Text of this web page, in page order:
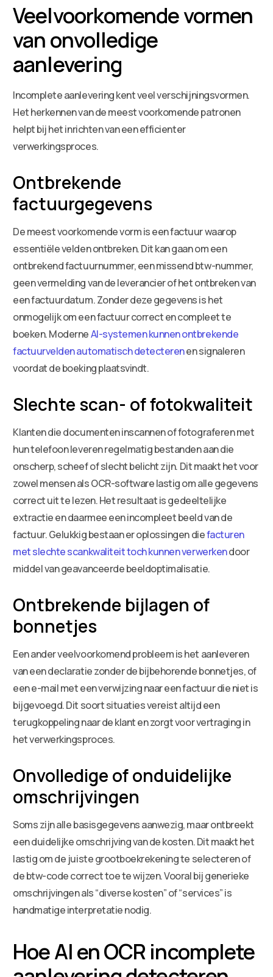
Veelvoorkomende vormen
van onvolledige
aanlevering
Incomplete aanlevering kent veel verschijningsvormen.
Het herkennen van de meest voorkomende patronen
helpt bij het inrichten van een efficienter
verwerkingsproces.
Ontbrekende
factuurgegevens
De meest voorkomende vorm is een factuur waarop
essentiële velden ontbreken. Dit kan gaan om een
ontbrekend factuurnummer, een missend btw-nummer,
geen vermelding van de leverancier of het ontbreken van
een factuurdatum. Zonder deze gegevens is het
onmogelijk om een factuur correct en compleet te
boeken. ModerneAI-systemen kunnen ontbrekende
factuurvelden automatisch detecterenen signaleren
voordat de boeking plaatsvindt.
Slechte scan- of fotokwaliteit
Klanten die documenten inscannen of fotograferen met
hun telefoon leveren regelmatig bestanden aan die
onscherp, scheef of slecht belicht zijn. Dit maakt het voor
zowel mensen als OCR-software lastig om alle gegevens
correct uit te lezen. Het resultaat is gedeeltelijke
extractie en daarmee een incompleet beeld van de
factuur. Gelukkig bestaan er oplossingen diefacturen
met slechte scankwaliteit toch kunnen verwerkendoor
middel van geavanceerde beeldoptimalisatie.
Ontbrekende bijlagen of
bonnetjes
Een ander veelvoorkomend probleem is het aanleveren
van een declaratie zonder de bijbehorende bonnetjes, of
een e-mail met een verwijzing naar een factuur die niet is
bijgevoegd. Dit soort situaties vereist altijd een
terugkoppeling naar de klant en zorgt voor vertraging in
het verwerkingsproces.
Onvolledige of onduidelijke
omschrijvingen
Soms zijn alle basisgegevens aanwezig, maar ontbreekt
een duidelijke omschrijving van de kosten. Dit maakt het
lastig om de juiste grootboekrekening te selecteren of
de btw-code correct toe te wijzen. Vooral bij generieke
omschrijvingen als “diverse kosten” of “services” is
handmatige interpretatie nodig.
Hoe AI en OCR incomplete